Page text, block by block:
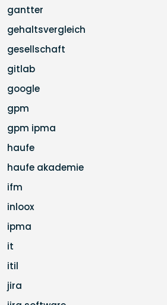
gantter
gehaltsvergleich
gesellschaft
gitlab
google
gpm
gpm ipma
haufe
haufe akademie
ifm
inloox
ipma
it
itil
jira